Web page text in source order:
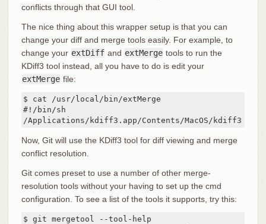
conflicts through that GUI tool.
The nice thing about this wrapper setup is that you can
change your diff and merge tools easily. For example, to
change your extDiff and extMerge tools to run the
KDiff3 tool instead, all you have to do is edit your
extMerge file:
$ cat /usr/local/bin/extMerge
#!/bin/sh
/Applications/kdiff3.app/Contents/MacOS/kdiff3 $*
Now, Git will use the KDiff3 tool for diff viewing and merge
conflict resolution.
Git comes preset to use a number of other merge-
resolution tools without your having to set up the cmd
configuration. To see a list of the tools it supports, try this:
$ git mergetool --tool-help